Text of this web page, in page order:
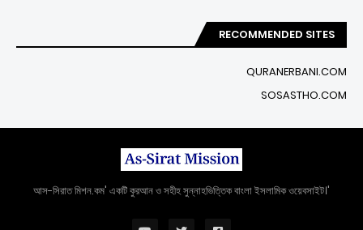
RECOMMENDED SITES
QURANERBANI.COM
SOSASTHO.COM
'আস-সিরাত মিশন.কম' একটি কুরআন ও সহীহ সুন্নাহভিত্তিক বাংলা ইসলামিক ওয়েবসাইট।